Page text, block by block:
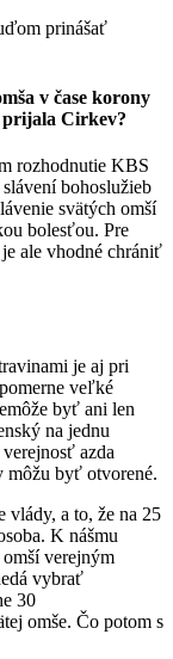
prinášať
v čase korony
prijala Cirkev?
rozhodnutie KBS
bohoslužieb
svätých omší
bolesťou. Pre
ale vhodné chrániť
je aj pri
veľké
byť ani len
na jednu
verejnosť azda
môžu byť otvorené.
vlády, a to, že na 25
K nášmu
omší verejným
vybrať
30
omše. Čo potom s